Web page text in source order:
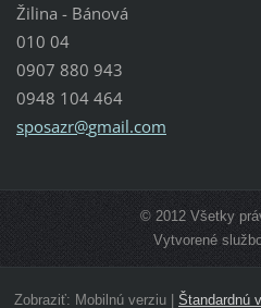
Žilina - Bánová
010 04
0907 880 943
0948 104 464
sposazr@gmail.com
© 2012 Všetky
Vytvorené
Zobraziť: Mobilnú verziu| Štandardnú